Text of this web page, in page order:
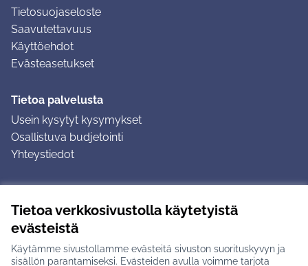
Tietoa verkkosivustolla käytetyistä
evästeistä
Käytämme sivustollamme evästeitä sivuston suorituskyvyn ja
sisällön parantamiseksi. Evästeiden avulla voimme tarjota
Tietosuojaseloste
Saavutettavuus
Käyttöehdot
Evästeasetukset
Tietoa palvelusta
Usein kysytyt kysymykset
Osallistuva budjetointi
Yhteystiedot
Ohjeet kirjautumiseen
Ohjeet kommentin jättämiseen